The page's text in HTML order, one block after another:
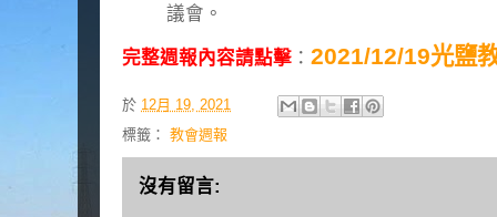
議會。
完整週報內容請點擊 ： 2021/12/19光鹽
於 12月 19, 2021
標籤： 教會週報
沒有留言: